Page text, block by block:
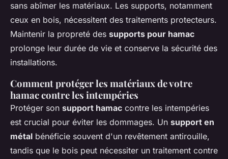
sans abîmer les matériaux. Les supports, notamment
ceux en bois, nécessitent des traitements protecteurs.
Maintenir la propreté des supports pour hamac
prolonge leur durée de vie et conserve la sécurité des
installations.
Comment protéger les matériaux de votre
hamac contre les intempéries
Protéger son support hamac contre les intempéries
est crucial pour éviter les dommages. Un support en
métal bénéficie souvent d'un revêtement antirouille,
tandis que le bois peut nécessiter un traitement contre